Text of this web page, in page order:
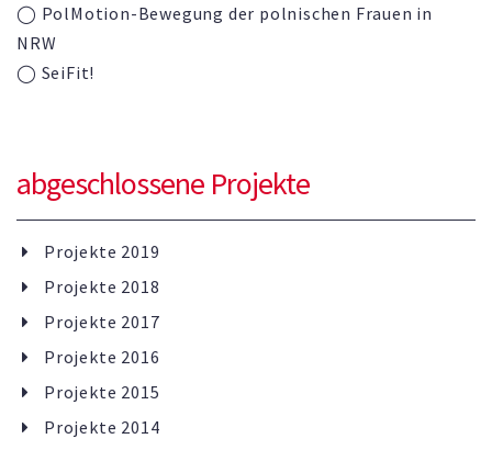
◯ PolMotion-Bewegung der polnischen Frauen in
NRW
◯ SeiFit!
abgeschlossene Projekte
Projekte 2019
Projekte 2018
Projekte 2017
Projekte 2016
Projekte 2015
Projekte 2014